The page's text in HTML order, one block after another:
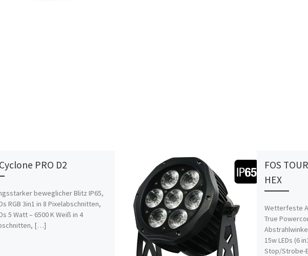
PRO D2
beweglicher Blitz IP65,
RGB 3in1 in 8 Pixelabschnitten,
5 Watt – 6500 K Weiß in 4
[…]
FOS
HEX
Wetterfeste
True
15w LEDs (6
Stop/Strobe-